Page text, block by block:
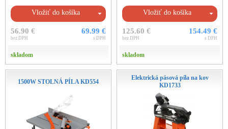
Vložiť do košíka
56.90 €
bez DPH
69.99 €
s DPH
skladom
Vložiť do košíka
125.60 €
bez DPH
154.49 €
s DPH
skladom
1500W STOLNÁ PÍLA KD554
Elektrická pásová píla na kov
KD1733